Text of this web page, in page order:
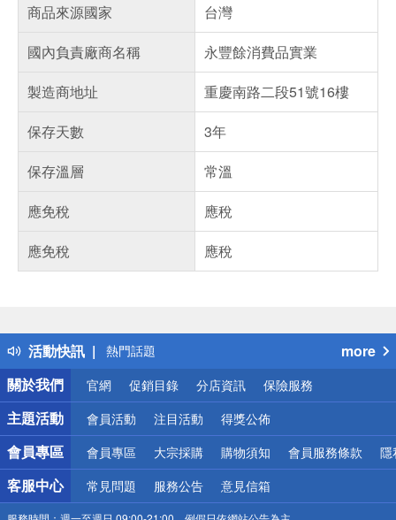
商品來源國家
台灣
國內負責廠商名稱
永豐餘消費品實業
製造商地址
重慶南路二段51號16樓
保存天數
3年
保存溫層
常溫
應免稅
應稅
應免稅
應稅
活動快訊
得獎公告
熱門話題
銀行優惠
偏遠地區配送
詐騙網頁！請小心！
more
關於我們
官網 促銷目錄 分店資訊 保險服務
主題活動 會員活動 注目活動 得獎公佈
會員專區 會員專區 大宗採購 購物須知 會員服務條款 隱
客服中心 常見問題 服務公告 意見信箱